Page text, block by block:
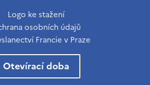
Logo ke stažení
osobních údajů
Francie v Praze
Otevírací doba